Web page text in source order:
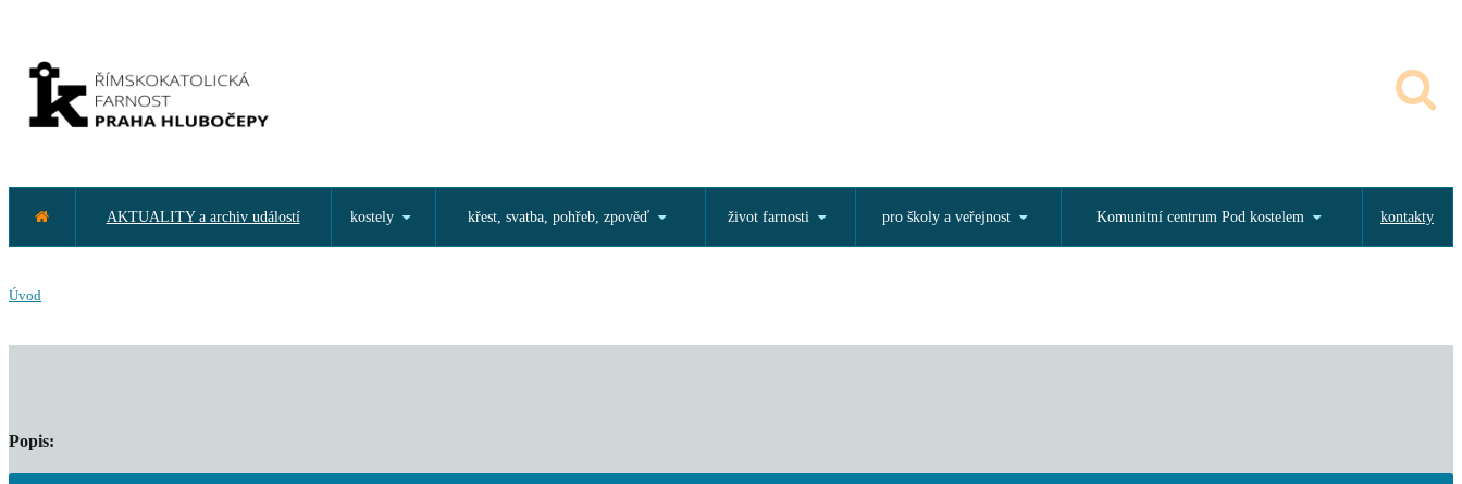
AKTUALITY a archiv událostí kostely křest, svatba, pohřeb, zpověď život farnosti pro školy a veřejnost Komunitní centrum Pod kostelem kontakty
Úvod
Popis: